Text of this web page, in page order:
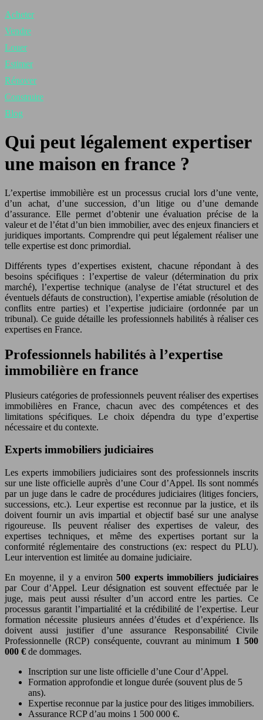
Acheter
Vendre
Louer
Estimer
Rénover
Construire
Blog
Qui peut légalement expertiser
une maison en france ?
L’expertise immobilière est un processus crucial lors d’une vente,
d’un achat, d’une succession, d’un litige ou d’une demande
d’assurance. Elle permet d’obtenir une évaluation précise de la
valeur et de l’état d’un bien immobilier, avec des enjeux financiers et
juridiques importants. Comprendre qui peut légalement réaliser une
telle expertise est donc primordial.
Différents types d’expertises existent, chacune répondant à des
besoins spécifiques : l’expertise de valeur (détermination du prix
marché), l’expertise technique (analyse de l’état structurel et des
éventuels défauts de construction), l’expertise amiable (résolution de
conflits entre parties) et l’expertise judiciaire (ordonnée par un
tribunal). Ce guide détaille les professionnels habilités à réaliser ces
expertises en France.
Professionnels habilités à l’expertise
immobilière en france
Plusieurs catégories de professionnels peuvent réaliser des expertises
immobilières en France, chacun avec des compétences et des
limitations spécifiques. Le choix dépendra du type d’expertise
nécessaire et du contexte.
Experts immobiliers judiciaires
Les experts immobiliers judiciaires sont des professionnels inscrits
sur une liste officielle auprès d’une Cour d’Appel. Ils sont nommés
par un juge dans le cadre de procédures judiciaires (litiges fonciers,
successions, etc.). Leur expertise est reconnue par la justice, et ils
doivent fournir un avis impartial et objectif basé sur une analyse
rigoureuse. Ils peuvent réaliser des expertises de valeur, des
expertises techniques, et même des expertises portant sur la
conformité réglementaire des constructions (ex: respect du PLU).
Leur intervention est limitée au domaine judiciaire.
En moyenne, il y a environ500 experts immobiliers judiciaires
par Cour d’Appel. Leur désignation est souvent effectuée par le
juge, mais peut aussi résulter d’un accord entre les parties. Ce
processus garantit l’impartialité et la crédibilité de l’expertise. Leur
formation nécessite plusieurs années d’études et d’expérience. Ils
doivent aussi justifier d’une assurance Responsabilité Civile
Professionnelle (RCP) conséquente, couvrant au minimum 1 500
000 € de dommages.
Inscription sur une liste officielle d’une Cour d’Appel.
Formation approfondie et longue durée (souvent plus de 5
ans).
Expertise reconnue par la justice pour des litiges immobiliers.
Assurance RCP d’au moins 1 500 000 €.